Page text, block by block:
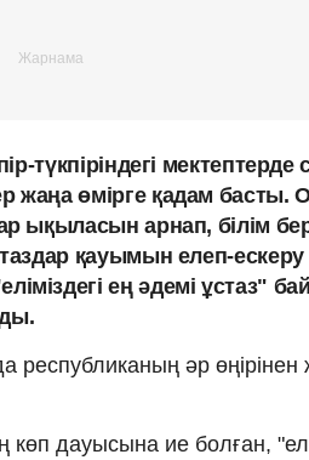
түкпіріндегі мектептерде
жаңа өмірге қадам басты.
ықыласын арнап, білім
қауымын елеп-ескеру
ең әдемі ұстаз"
республиканың әр өңірінен
дауысына ие болған,